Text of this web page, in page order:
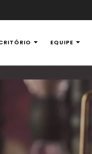
Ambiental
EQUIPE